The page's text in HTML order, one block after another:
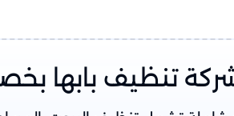
تنظيف بابها بخصم